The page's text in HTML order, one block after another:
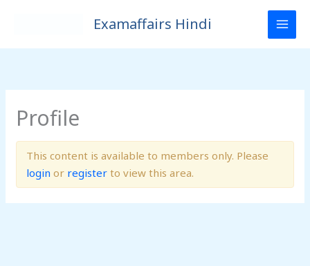
Examaffairs Hindi
Profile
This content is available to members only. Please
login or register to view this area.